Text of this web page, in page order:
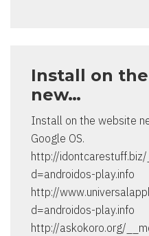
Install on
new…
Install on the website
Google OS.
http://
d=androidos-play.info
http://
d=androidos-play.info
http://askokoro.org/